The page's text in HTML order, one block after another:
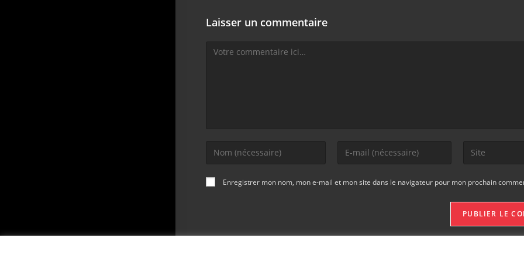
Laisser un commentaire
Enregistrer mon nom, mon e-mail et mon site dans le navigateur pour mon prochain